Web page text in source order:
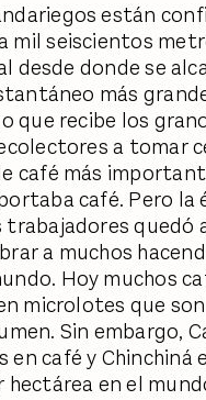
están
mil seiscientos
desde donde se
más
que recibe los
a tomar
café más
café. Pero la
quedó
a muchos
Hoy muchos
microlotes que
Sin embargo,
café y Chinchiná
en el